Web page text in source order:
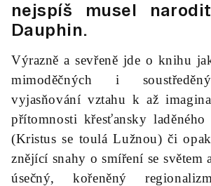
nejspíš musel
Dauphin.
Výrazně a sevřeně jde o knihu
mimoděčných i
vyjasňování vztahu k až
přítomnosti křesťansky
(Kristus se toulá Lužnou) či
znějící snahy o smíření se světem
úsečný, kořeněný